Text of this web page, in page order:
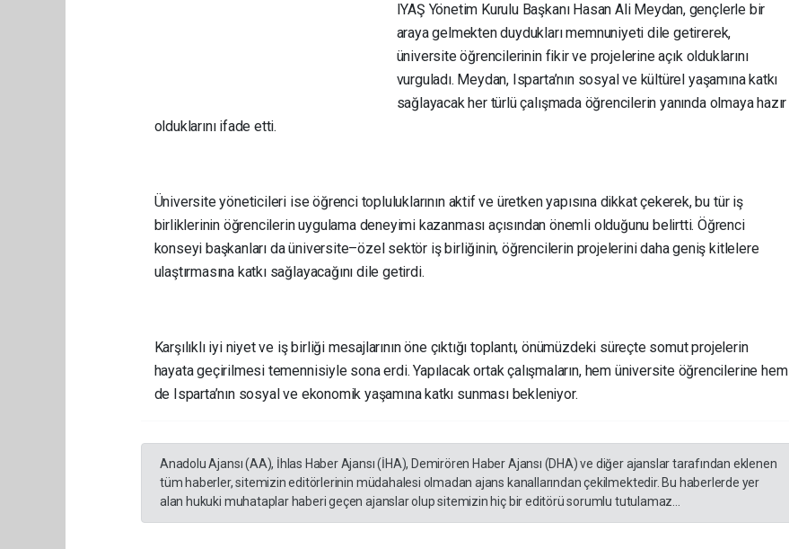
IYAŞ Yönetim Kurulu Başkanı Hasan Ali Meydan, gençlerle bir
araya gelmekten duydukları memnuniyeti dile getirerek,
üniversite öğrencilerinin fikir ve projelerine açık olduklarını
vurguladı. Meydan, Isparta’nın sosyal ve kültürel yaşamına katkı
sağlayacak her türlü çalışmada öğrencilerin yanında olmaya hazır
olduklarını ifade etti.
Üniversite yöneticileri ise öğrenci topluluklarının aktif ve üretken yapısına dikkat çekerek, bu tür iş
birliklerinin öğrencilerin uygulama deneyimi kazanması açısından önemli olduğunu belirtti. Öğrenci
konseyi başkanları da üniversite–özel sektör iş birliğinin, öğrencilerin projelerini daha geniş kitlelere
ulaştırmasına katkı sağlayacağını dile getirdi.
Karşılıklı iyi niyet ve iş birliği mesajlarının öne çıktığı toplantı, önümüzdeki süreçte somut projelerin
hayata geçirilmesi temennisiyle sona erdi. Yapılacak ortak çalışmaların, hem üniversite öğrencilerine hem
de Isparta’nın sosyal ve ekonomik yaşamına katkı sunması bekleniyor.
Anadolu Ajansı (AA), İhlas Haber Ajansı (İHA), Demirören Haber Ajansı (DHA) ve diğer ajanslar tarafından eklenen
tüm haberler, sitemizin editörlerinin müdahalesi olmadan ajans kanallarından çekilmektedir. Bu haberlerde yer
alan hukuki muhataplar haberi geçen ajanslar olup sitemizin hiç bir editörü sorumlu tutulamaz...